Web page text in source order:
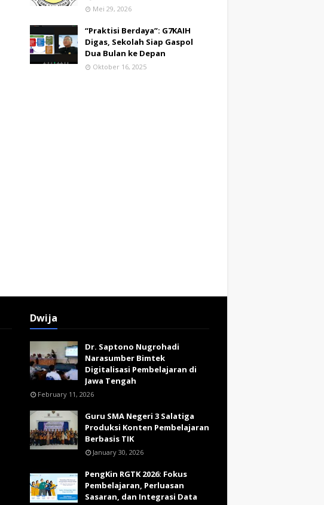
Mei 29, 2026
“Praktisi Berdaya”: G7KAIH
Digas, Sekolah Siap Gaspol
Dua Bulan ke Depan
Oktober 16, 2025
Dwija
Dr. Saptono Nugrohadi
Narasumber Bimtek
Digitalisasi Pembelajaran di
Jawa Tengah
February 11, 2026
Guru SMA Negeri 3 Salatiga
Produksi Konten Pembelajaran
Berbasis TIK
January 30, 2026
PengKin RGTK 2026: Fokus
Pembelajaran, Perluasan
Sasaran, dan Integrasi Data